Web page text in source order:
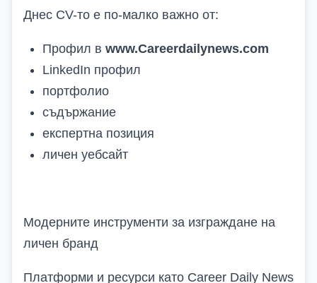
Днес CV-то е по-малко важно от:
Профил в www.Careerdailynews.com
LinkedIn профил
портфолио
съдържание
експертна позиция
личен уебсайт
Модерните инструменти за изграждане на
личен бранд
Платформи и ресурси като Career Daily News